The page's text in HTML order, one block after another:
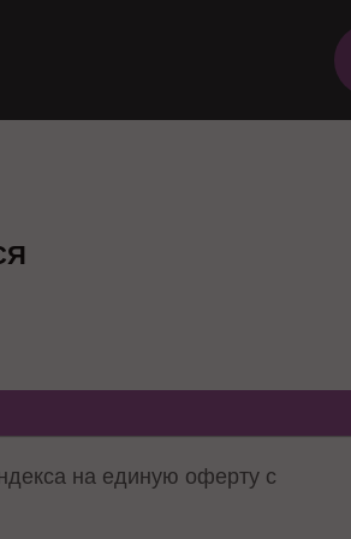
на единую оферту с